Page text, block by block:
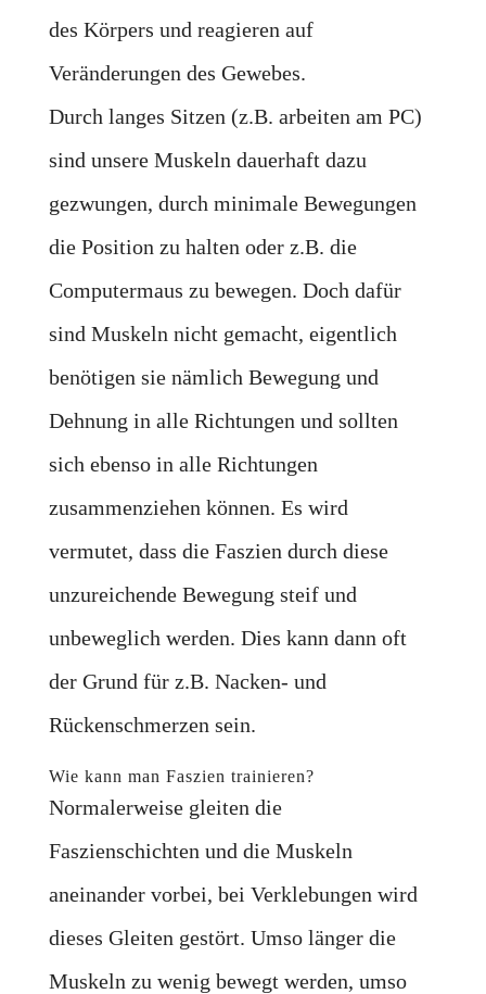
des Körpers und reagieren auf
Veränderungen des Gewebes.
Durch langes Sitzen (z.B. arbeiten am PC)
sind unsere Muskeln dauerhaft dazu
gezwungen, durch minimale Bewegungen
die Position zu halten oder z.B. die
Computermaus zu bewegen. Doch dafür
sind Muskeln nicht gemacht, eigentlich
benötigen sie nämlich Bewegung und
Dehnung in alle Richtungen und sollten
sich ebenso in alle Richtungen
zusammenziehen können. Es wird
vermutet, dass die Faszien durch diese
unzureichende Bewegung steif und
unbeweglich werden. Dies kann dann oft
der Grund für z.B. Nacken- und
Rückenschmerzen sein.
Wie kann man Faszien trainieren?
Normalerweise gleiten die
Faszienschichten und die Muskeln
aneinander vorbei, bei Verklebungen wird
dieses Gleiten gestört. Umso länger die
Muskeln zu wenig bewegt werden, umso